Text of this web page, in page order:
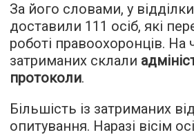
За його словами, у відділки
доставили 111 осіб, які
роботі правоохоронців. На
затриманих склали
протоколи.
Більшість із затриманих
опитування. Наразі вісім